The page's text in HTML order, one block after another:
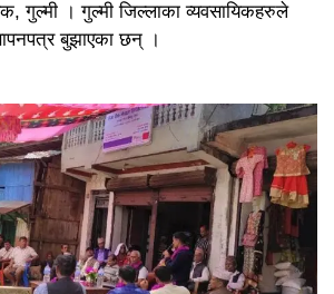
गुल्मी । गुल्मी जिल्लाका व्यवसायिकहरुले
बुझाएका छन् ।